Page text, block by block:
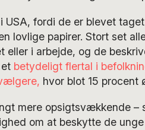
USA, fordi de er blevet
lovlige papirer. Stort set
i arbejde, og de
betydeligt flertal i
hvor blot 15 procent
mere opsigtsvækkende –
om at beskytte de